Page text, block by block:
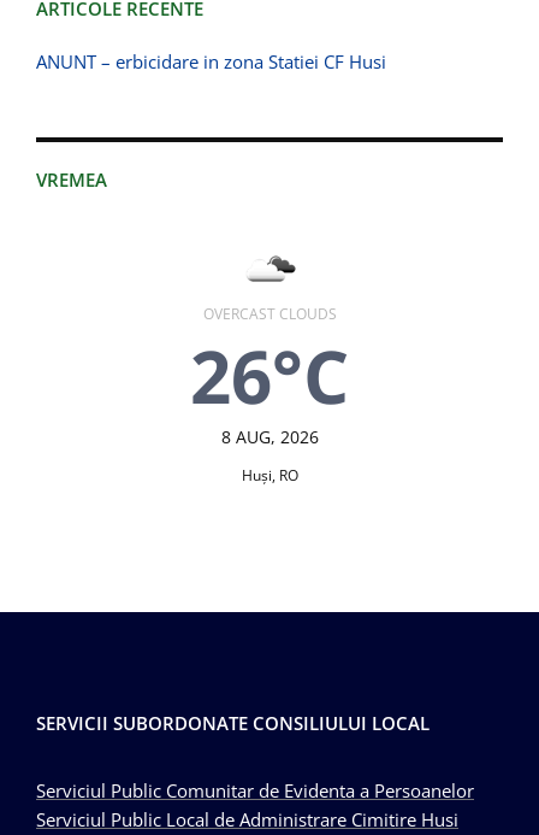
ARTICOLE RECENTE
ANUNT – erbicidare in zona Statiei CF Husi
VREMEA
OVERCAST CLOUDS
26°C
8 AUG, 2026
Huşi, RO
SERVICII SUBORDONATE CONSILIULUI LOCAL
Serviciul Public Comunitar de Evidenta a Persoanelor
Serviciul Public Local de Administrare Cimitire Husi